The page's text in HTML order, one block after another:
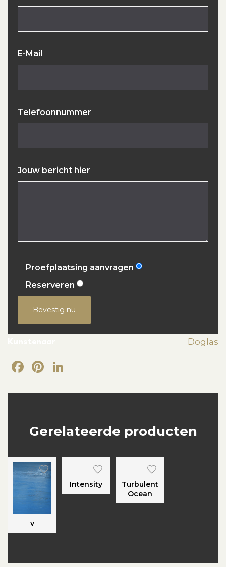
E-Mail
Telefoonnummer
Jouw bericht hier
Proefplaatsing aanvragen
Reserveren
Bevestig nu
Doglas
Facebook
Pinterest
Gerelateerde producten
v
Intensity
Turbulent
Ocean